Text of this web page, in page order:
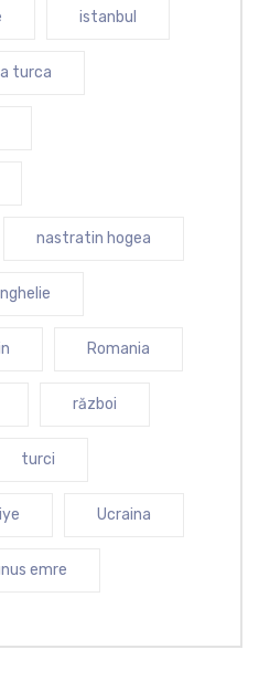
istanbul
turca
nastratin hogea
Romania
război
turci
Ucraina
emre